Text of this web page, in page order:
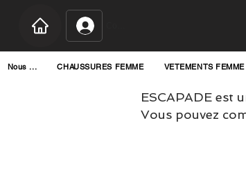
Nous ... CHAUSSURES FEMME VETEMENTS FEMME
ESCAPADE est
Vous pouvez